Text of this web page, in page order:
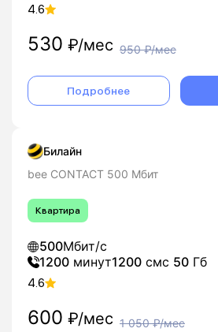
4.6
530 ₽/мес 950₽/мес
Подробнее
Билайн
bee CONTACT 500 Мбит
Квартира
500Мбит/с
1200 минут1200 смс 50 Гб
4.6
600 ₽/мес 1 050₽/мес